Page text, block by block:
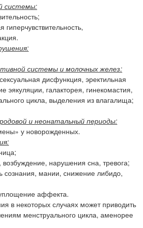
системы:
системы и молочных желез:
дисфункция, эректильная
эякуляции, галакторея, гинекомастия,
цикла, выделения из влагалища;
и неонатальный периоды:
у новорожденных.
нарушения сна, тревога;
сознания, мании, снижение либидо,
аффекта.
в некоторых случаях может приводить
менструального цикла, аменорее